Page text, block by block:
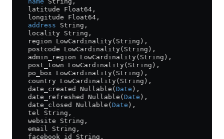
    latitude Float64,
    longitude Float64,
    address
String,
    locality String,
    region LowCardinality(String),
    postcode LowCardinality(String),
    admin_region LowCardinality(String),
    post_town LowCardinality(String),
    po_box LowCardinality(String),
    country LowCardinality(String),
    date_created Nullable(
Date ),
    date_refreshed Nullable(
Date ),
    date_closed Nullable(
Date ),
    tel String,
    website String,
    email String,
    facebook_id String,